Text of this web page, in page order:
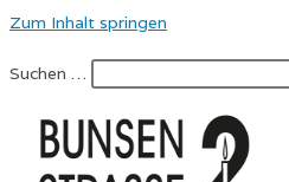
Zum Inhalt springen
Suchen …